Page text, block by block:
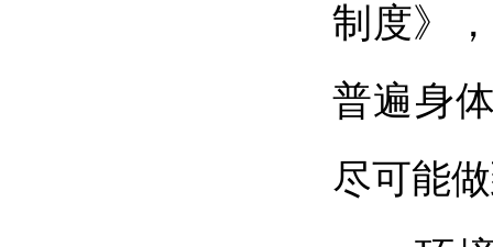
制度》
普遍身
尽可能